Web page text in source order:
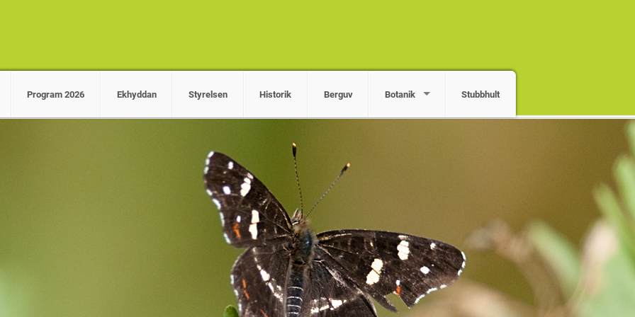
Program 2026 Ekhyddan Styrelsen Historik Berguv Botanik Stubbhult